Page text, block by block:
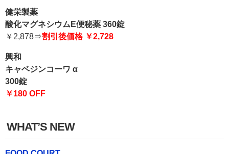
健栄製薬
酸化マグネシウムE便秘薬 360錠
￥2,878⇒割引後価格 ￥2,728
興和
キャベジンコーワ α
300錠
￥180 OFF
WHAT’S NEW